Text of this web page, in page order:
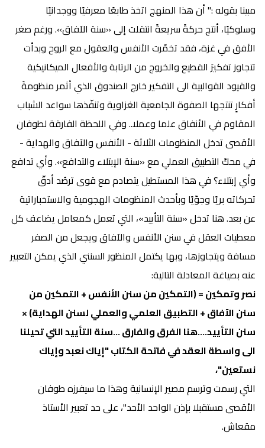
مبينا بقوله :" أن هذا المنهج اتخذ طابعًا معرفيًا ووجدانيًا
وسلوكيًا، أنتج حركةً سريعةً انتقلت إلى «سنة الآفاق». ورغم صغر
الأفق في غزة، فقد تخمّرت الأنفس والعقول مع الروح وبدأت
تتجاوز تفكيرَ القطيع والخروج من الرتابة والأفعال الميكانيكية
والقيود القوالبية الى التفكير خارج الصندوق الذي أثمر منظومةَ
أفكارٍ تنتجها الصفوة الجامعية الغزاوية وتنفّذها سواعد الشباب
المقاوم في الأنفاق علما وعملا.. وفي اللحظة الفارقة لطوفان
الأقصى تدخل المنظومات الثلاثة - الأنفس والآفاق والهداية -
في محكّ التطبيق العملي مع «سنة الإبتلاء والتدافع». وأي تدافع
وأي إبتلاء؟ في هذا المستطيل يتصادم مع قوى ترصُد أدقّ
تحركاته بريًا وجوّيًا وبأحدث المنظومات الهجومية والاستخباراتية
عن بعد. هنا تدخل «سنة التأييد»، التي تعمل كمعامل يضاعف كل
معطيات العقل في سنن الأنفس والآفاق ويجعل من الصفر
مسافة ويتجاوزها، وبها يكتمل المنظور السنني الذي يمكن التعبير
عنه بصياغة المعادلة التالية:
نصر وتمكين = (التمكين من سنن الأنفس + التمكين من
سنن الآفاق + التطبيق العلمي والعملي لسنن الهداية) ×
سنن التأييد....هنا الفرق والفارق ...سنة التأييد التي تحيلنا
الى واسطة العقد في فاتحة الكتاب "إياك نعبد وإياك
نستعين"،
التي رسمت وترسم مصير الإنسانية وهذا ما سيفرزه طوفان
الأقصى مستقبلا بإذن الواحد الأحد"، على حد تعبير الأستاذ
مقعاش.